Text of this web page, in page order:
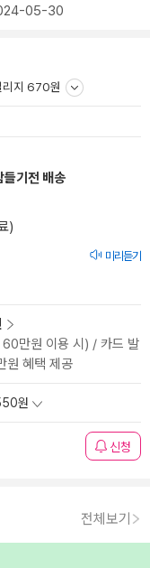
05-30
리지 670원
들기전 배송
)
미리듣기
만원 이용 시) / 카드 발
원 혜택 제공
원
신청
전체보기